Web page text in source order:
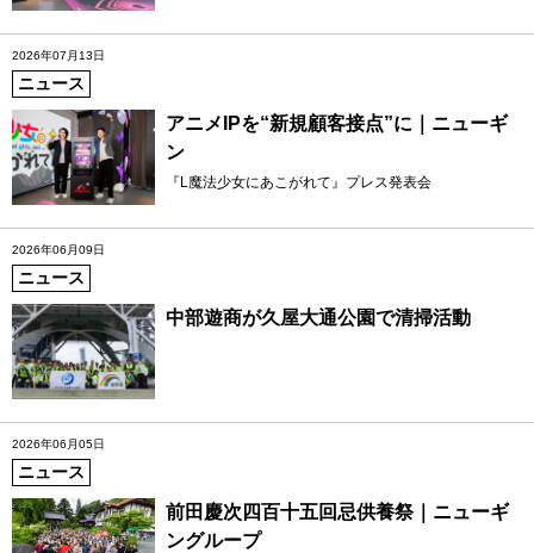
2026年07月13日
ニュース
アニメIPを“新規顧客接点”に｜ニューギ
ン
『L魔法少女にあこがれて』プレス発表会
2026年06月09日
ニュース
中部遊商が久屋大通公園で清掃活動
2026年06月05日
ニュース
前田慶次四百十五回忌供養祭｜ニューギ
ングループ